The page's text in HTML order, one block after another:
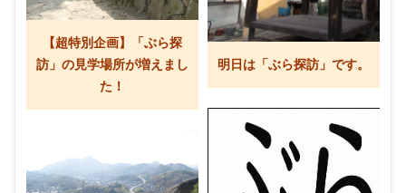
【超特別企画】「ぶら探
訪」の見学場所が増えまし
た！
明日は「ぶら探訪」です。